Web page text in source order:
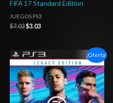
FIFA 17 Standard Edition
JUEGOS PS3
$7.03$3.03
¡Oferta!
El
precio
original
era:
$12.03.
El
precio
actual
es:
$5.03.